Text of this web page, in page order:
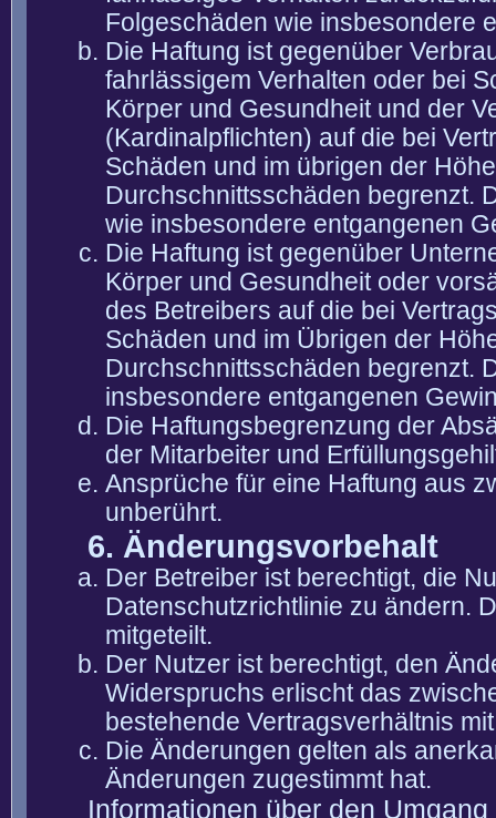
Folgeschäden wie insbesondere
Die Haftung ist gegenüber
fahrlässigem Verhalten oder bei
Körper und Gesundheit und der
(Kardinalpflichten) auf die bei
Schäden und im übrigen der
Durchschnittsschäden begrenzt.
wie insbesondere entgangenen
Die Haftung ist gegenüber
Körper und Gesundheit oder
des Betreibers auf die bei
Schäden und im Übrigen der
Durchschnittsschäden begrenzt.
insbesondere entgangenen
Die Haftungsbegrenzung der
der Mitarbeiter und
Ansprüche für eine Haftung aus
unberührt.
6. Änderungsvorbehalt
Der Betreiber ist berechtigt, die
Datenschutzrichtlinie zu ändern.
mitgeteilt.
Der Nutzer ist berechtigt, den
Widerspruchs erlischt das
bestehende Vertragsverhältnis
Die Änderungen gelten als
Änderungen zugestimmt hat.
Informationen über den